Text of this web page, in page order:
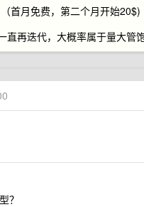
首月免费，第二个月开始20$)
再迭代，大概率属于量大管
？